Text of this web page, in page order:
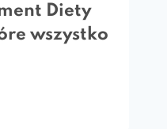
Diety
wszystko